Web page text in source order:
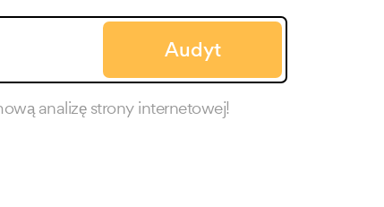
Audyt
analizę strony internetowej!